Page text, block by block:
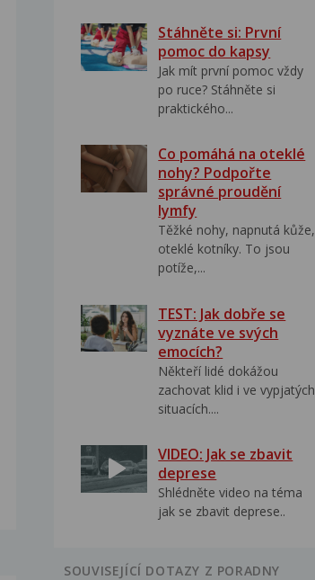
Stáhněte si: První
pomoc do kapsy
Jak mít první pomoc vždy
po ruce? Stáhněte si
praktického...
Co pomáhá na oteklé
nohy? Podpořte
správné proudění
lymfy
Těžké nohy, napnutá kůže,
oteklé kotníky. To jsou
potíže,...
TEST: Jak dobře se
vyznáte ve svých
emocích?
Někteří lidé dokážou
zachovat klid i ve vypjatých
situacích....
VIDEO: Jak se zbavit
deprese
Shlédněte video na téma
jak se zbavit deprese..
SOUVISEJÍCÍ DOTAZY Z PORADNY